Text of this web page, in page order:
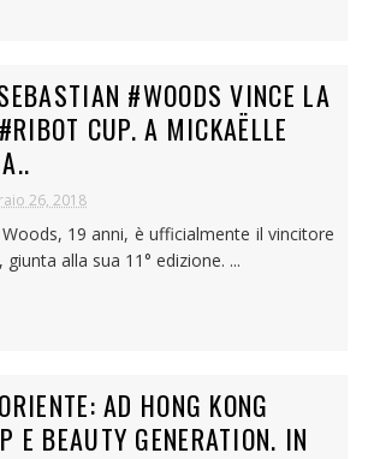
#WOODS VINCE LA
CUP. A MICKAËLLE
26, 2018
19 anni, è ufficialmente il vincitore
alla sua 11° edizione. ...
AD HONG KONG
E BEAUTY GENERATION. IN